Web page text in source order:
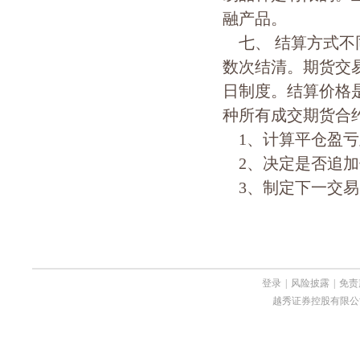
融产品。
七、 结算方式不
数次结清。期货交
日制度。结算价格
种所有成交期货合
1、计算平仓盈
2、决定是否追
3、制定下一交
登录 风险披露
免
越秀证券控股有限公